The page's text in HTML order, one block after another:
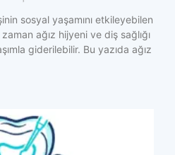
sosyal yaşamını etkileyebilen
ağız hijyeni ve diş sağlığı
giderilebilir. Bu yazıda ağız